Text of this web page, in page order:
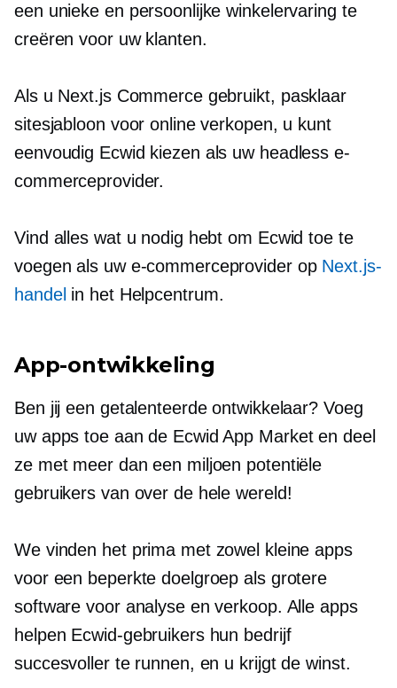
een ​​unieke en persoonlijke winkelervaring te
creëren voor uw klanten.
Als u Next.js Commerce gebruikt, pasklaar
sitesjabloon voor online verkopen, u kunt
eenvoudig Ecwid kiezen als uw headless e-
commerceprovider.
Vind alles wat u nodig hebt om Ecwid toe te
voegen als uw e-commerceprovider op Next.js-
handel in het Helpcentrum.
App-ontwikkeling
Ben jij een getalenteerde ontwikkelaar? Voeg
uw apps toe aan de Ecwid App Market en deel
ze met meer dan een miljoen potentiële
gebruikers van over de hele wereld!
We vinden het prima met zowel kleine apps
voor een beperkte doelgroep als grotere
software voor analyse en verkoop. Alle apps
helpen Ecwid-gebruikers hun bedrijf
succesvoller te runnen, en u krijgt de winst.